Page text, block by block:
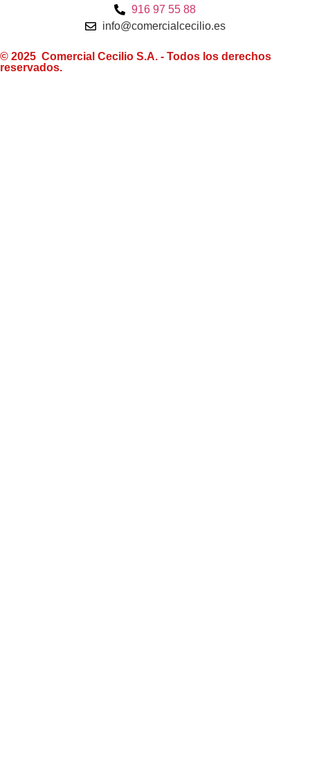
916 97 55 88
info@comercialcecilio.es
© 2025 Comercial Cecilio S.A. - Todos los derechos
reservados.